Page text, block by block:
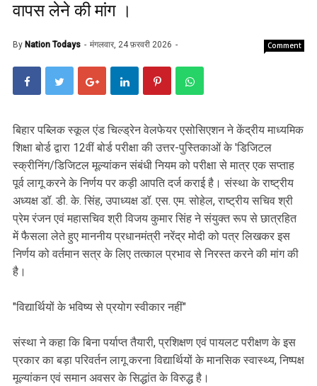
वापस लेने की मांग ।
By Nation Todays मंगलवार, 24 फ़रवरी 2026 Comment
बिहार पब्लिक स्कूल एंड चिल्ड्रेन वेलफेयर एसोसिएशन ने केंद्रीय माध्यमिक
शिक्षा बोर्ड ‌द्वारा 12वीं बोर्ड परीक्षा की उत्तर-पुस्तिकाओं के 'डिजिटल
स्क्रीनिंग/डिजिटल मूल्यांकन संबंधी नियम को परीक्षा से मात्र एक सप्ताह
पूर्व लागू करने के निर्णय पर कड़ी आपति दर्ज कराई है। संस्था के राष्ट्रीय
अध्यक्ष डॉ. डी. के. सिंह, उपाध्यक्ष डॉ. एस. एम. सोहेल, राष्ट्रीय सचिव श्री
प्रेम रंजन एवं महासचिव श्री विजय कुमार सिंह ने संयुक्त रूप से छात्रहित
में फैसला लेते हुए माननीय प्रधानमंत्री नरेंद्र मोदी को पत्र लिखकर इस
निर्णय को वर्तमान सत्र के लिए तत्काल प्रभाव से निरस्त करने की मांग की
है।
"विद्यार्थियों के भविष्य से प्रयोग स्वीकार नहीं"
संस्था ने कहा कि बिना पर्याप्त तैयारी, प्रशिक्षण एवं पायलट परीक्षण के इस
प्रकार का बड़ा परिवर्तन लागू करना विद्यार्थियों के मानसिक स्वास्थ्य, निष्पक्ष
मूल्यांकन एवं समान अवसर के सिद्धांत के विरुद्ध है।